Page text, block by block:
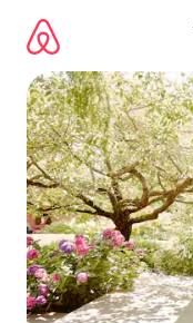
mergi
conținut